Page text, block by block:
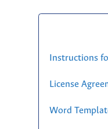
Instructions
License
Word